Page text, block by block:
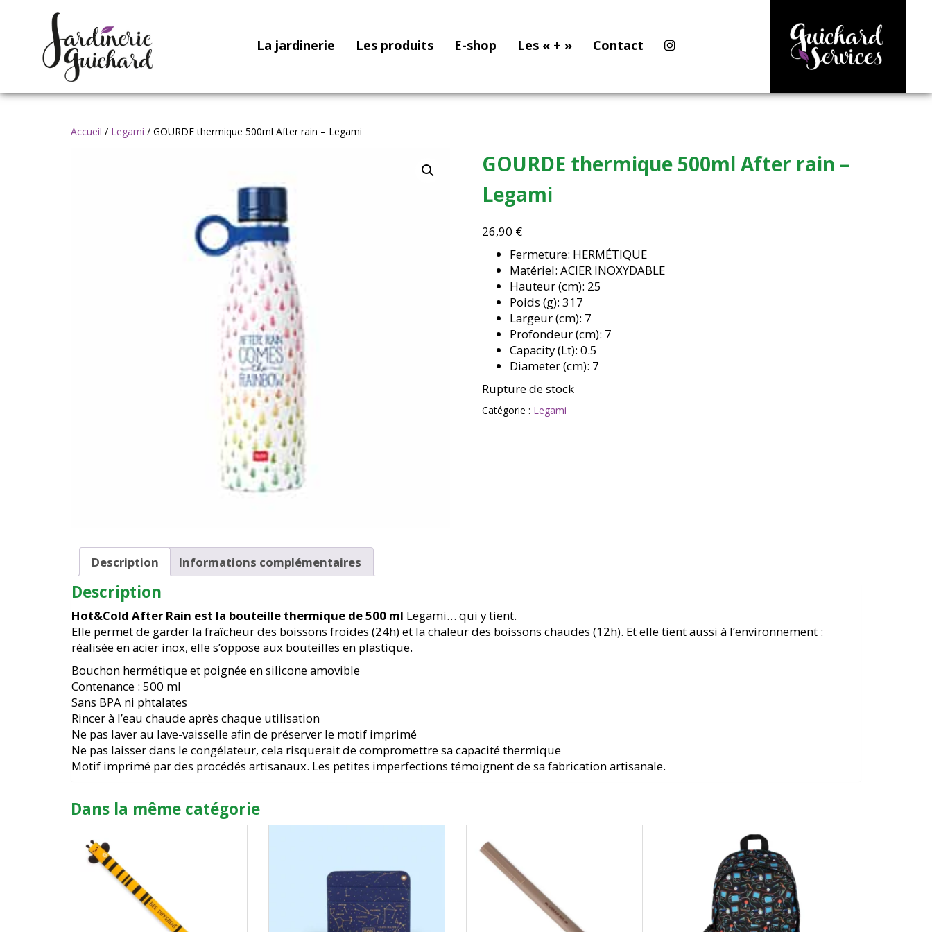
La jardinerie Les produits E-shop Les « + » Contact
Accueil / Legami / GOURDE thermique 500ml After rain – Legami
GOURDE thermique 500ml After rain –
Legami
26,90 €
Fermeture: HERMÉTIQUE
Matériel: ACIER INOXYDABLE
Hauteur (cm): 25
Poids (g): 317
Largeur (cm): 7
Profondeur (cm): 7
Capacity (Lt): 0.5
Diameter (cm): 7
Rupture de stock
Catégorie : Legami
Description Informations complémentaires
Description
Hot&Cold After Rain est la bouteille thermique de 500 ml Legami… qui y tient.
Elle permet de garder la fraîcheur des boissons froides (24h) et la chaleur des boissons chaudes (12h). Et elle tient aussi à l’environnement :
réalisée en acier inox, elle s’oppose aux bouteilles en plastique.
Bouchon hermétique et poignée en silicone amovible
Contenance : 500 ml
Sans BPA ni phtalates
Rincer à l’eau chaude après chaque utilisation
Ne pas laver au lave-vaisselle afin de préserver le motif imprimé
Ne pas laisser dans le congélateur, cela risquerait de compromettre sa capacité thermique
Motif imprimé par des procédés artisanaux. Les petites imperfections témoignent de sa fabrication artisanale.
Dans la même catégorie